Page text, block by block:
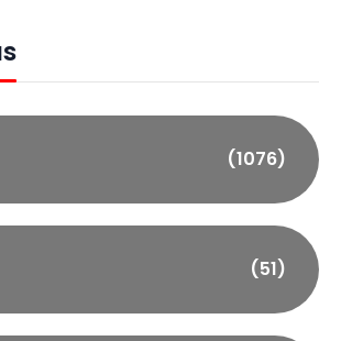
(1076)
(51)